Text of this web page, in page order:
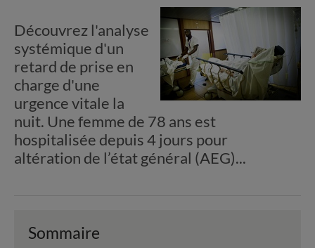
Découvrez l'analyse
systémique d'un
retard de prise en
charge d'une
urgence vitale la
nuit. Une femme de 78 ans est
hospitalisée depuis 4 jours pour
altération de l’état général (AEG)...
Sommaire